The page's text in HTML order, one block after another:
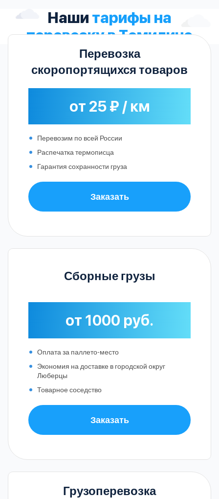
Наши тарифы на
перевозку в Томилино
Перевозка
скоропортящихся товаров
от 25 ₽ / км
Перевозим по всей России
Распечатка термописца
Гарантия сохранности груза
Заказать
Сборные грузы
от 1000 руб.
Оплата за паллето-место
Экономия на доставке в городской округ
Люберцы
Товарное соседство
Заказать
Грузоперевозка